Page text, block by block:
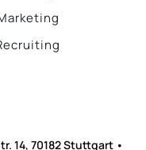
14, 70182 Stuttgart •